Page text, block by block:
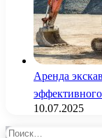
Аренда
10.07.2025
Найти: